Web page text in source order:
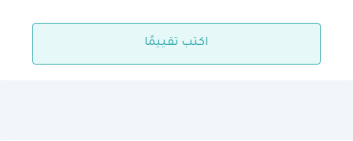
اكتب تقييمًا